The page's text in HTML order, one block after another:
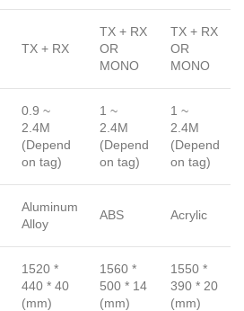
TX + RX
TX + RX
OR
MONO
TX + RX
OR
MONO
0.9 ~
2.4M
(Depend
on tag)
1 ~
2.4M
(Depend
on tag)
1 ~
2.4M
(Depend
on tag)
Aluminum
Alloy
ABS Acrylic
1520 *
440 * 40
(mm)
1560 *
500 * 14
(mm)
1550 *
390 * 20
(mm)